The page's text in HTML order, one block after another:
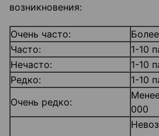
возникновения:
Очень часто:
Часто:
1-10
Нечасто:
1-10
Редко:
1-10
Очень редко:
000